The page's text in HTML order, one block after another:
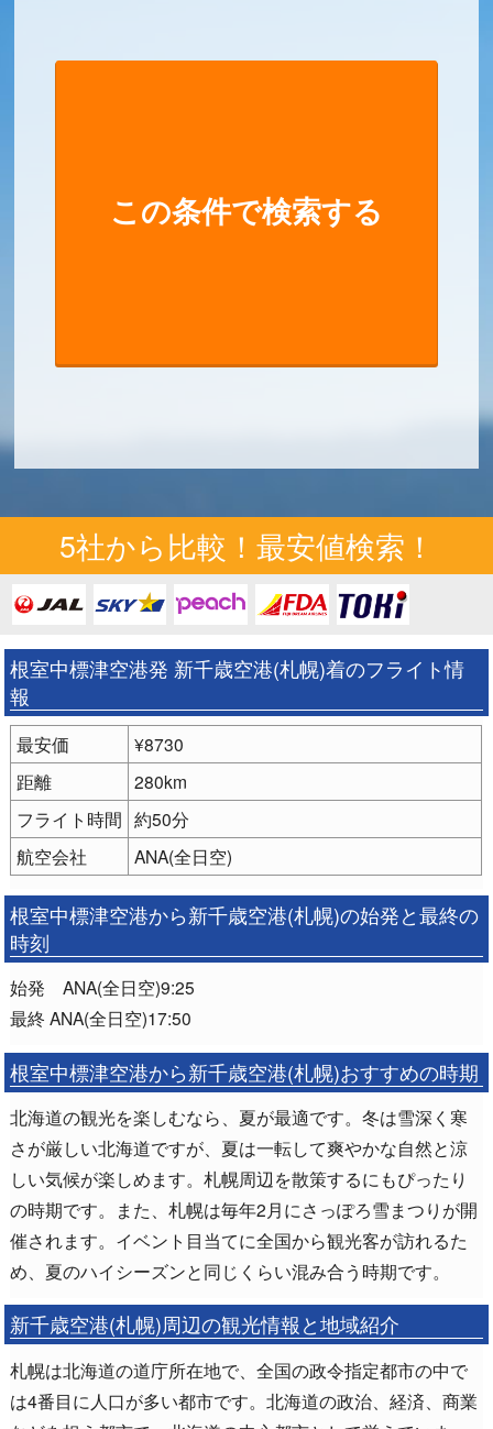
5社から比較！最安値検索！
根室中標津空港発 新千歳空港(札幌)着のフライト情
報
最安価
¥8730
距離
280km
フライト時間 約50分
航空会社
ANA(全日空)
根室中標津空港から新千歳空港(札幌)の始発と最終の
時刻
始発 ANA(全日空)9:25
最終 ANA(全日空)17:50
根室中標津空港から新千歳空港(札幌)おすすめの時期
北海道の観光を楽しむなら、夏が最適です。冬は雪深く寒
さが厳しい北海道ですが、夏は一転して爽やかな自然と涼
しい気候が楽しめます。札幌周辺を散策するにもぴったり
の時期です。また、札幌は毎年2月にさっぽろ雪まつりが開
催されます。イベント目当てに全国から観光客が訪れるた
め、夏のハイシーズンと同じくらい混み合う時期です。
新千歳空港(札幌)周辺の観光情報と地域紹介
札幌は北海道の道庁所在地で、全国の政令指定都市の中で
は4番目に人口が多い都市です。北海道の政治、経済、商業